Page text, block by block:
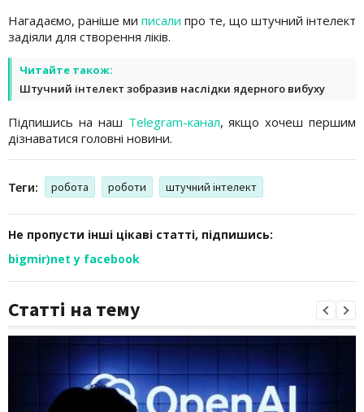
Нагадаємо, раніше ми писали про те, що штучний інтелект
задіяли для створення ліків.
Читайте також:
Штучний інтелект зобразив наслідки ядерного вибуху
Підпишись на наш Telegram-канал, якщо хочеш першим
дізнаватися головні новини.
Теги: робота роботи штучний інтелект
Не пропусти інші цікаві статті, підпишись:
bigmir)net у facebook
Статті на тему